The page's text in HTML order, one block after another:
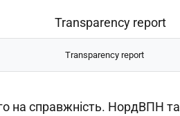
Transparency report
на справжність. НордВПН та